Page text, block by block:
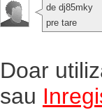
de dj85mky
pre tare
Doar
sau